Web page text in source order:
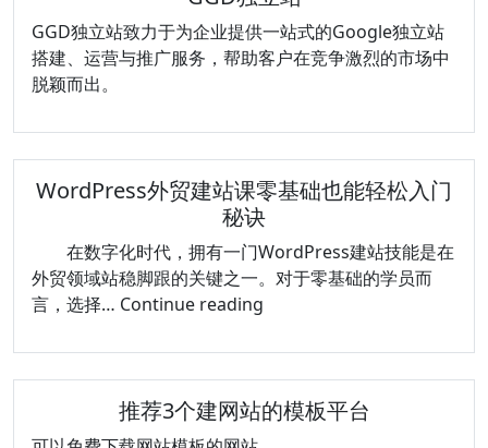
GGD独立站致力于为企业提供一站式的Google独立站
搭建、运营与推广服务，帮助客户在竞争激烈的市场中
脱颖而出。
WordPress外贸建站课零基础也能轻松入门
秘诀
在数字化时代，拥有一门WordPress建站技能是在
外贸领域站稳脚跟的关键之一。对于零基础的学员而
言，选择… Continue reading
贸
建
站
推荐3个建网站的模板平台